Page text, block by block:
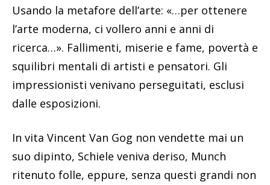
Usando la metafore dell’arte: «…per ottenere
l’arte moderna, ci vollero anni e anni di
ricerca…». Fallimenti, miserie e fame, povertà e
squilibri mentali di artisti e pensatori. Gli
impressionisti venivano perseguitati, esclusi
dalle esposizioni.
In vita Vincent Van Gog non vendette mai un
suo dipinto, Schiele veniva deriso, Munch
ritenuto folle, eppure, senza questi grandi non